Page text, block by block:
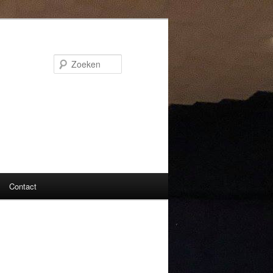
Contact